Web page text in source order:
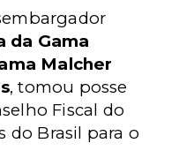
da Gama
Malcher
, tomou posse
Fiscal do
do Brasil para o